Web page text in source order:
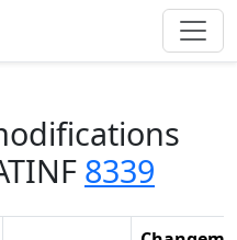
8339